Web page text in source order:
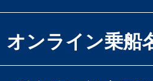
オンライン乗船